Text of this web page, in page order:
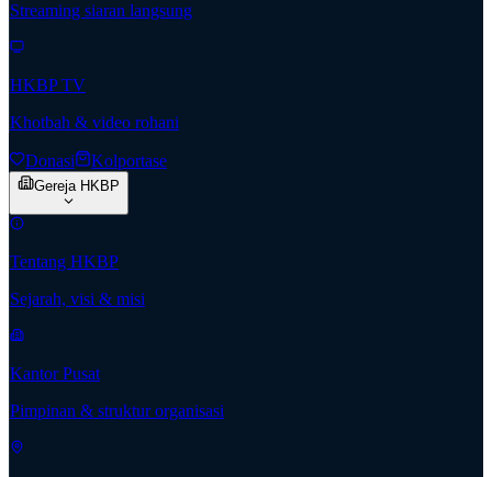
Streaming siaran langsung
HKBP TV
Khotbah & video rohani
Donasi Kolportase
Gereja HKBP
Tentang HKBP
Sejarah, visi & misi
Kantor Pusat
Pimpinan & struktur organisasi